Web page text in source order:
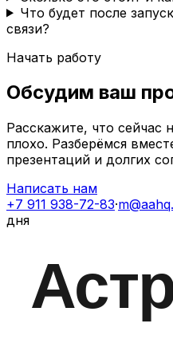
Что будет после
связи?
Начать работу
Обсудим ваш
Расскажите, что сейчас
плохо. Разберёмся
презентаций и долгих
Написать нам
+7 911 938-72-83·
дня